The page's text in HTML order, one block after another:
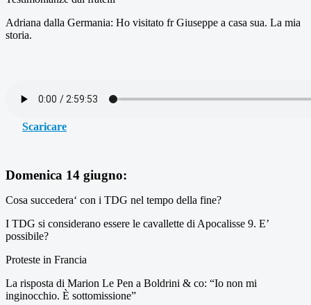
Adriana dalla Germania: Ho visitato fr Giuseppe a casa sua. La mia
storia.
Scaricare
Domenica 14 giugno:
Cosa succedera‘ con i TDG nel tempo della fine?
I TDG si considerano essere le cavallette di Apocalisse 9. E’
possibile?
Proteste in Francia
La risposta di Marion Le Pen a Boldrini & co: “Io non mi
inginocchio. È sottomissione”